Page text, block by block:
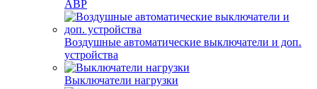
АВР
Воздушные автоматические выключатели и доп.
устройства
Выключатели нагрузки